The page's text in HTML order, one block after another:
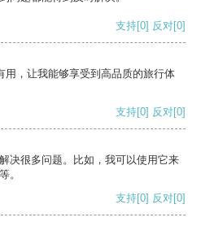
支持[0] 反对[0]
用，让我能够享受到高品质的旅行体
支持[0] 反对[0]
决很多问题。比如，我可以使用它来
。
支持[0] 反对[0]